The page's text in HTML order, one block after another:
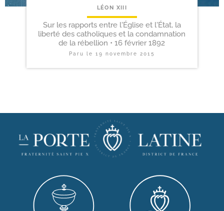
LÉON XIII
Sur les rapports entre l'Église et l'État, la
liberté des catholiques et la condamnation
de la rébellion • 16 février 1892
Paru le19 novembre 2015